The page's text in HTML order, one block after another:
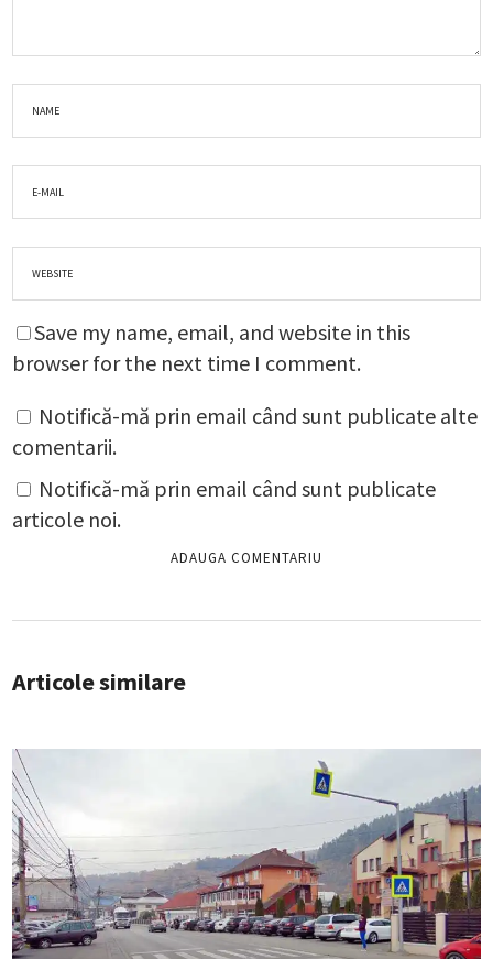
Save my name, email, and website in this
browser for the next time I comment.
Notifică-mă prin email când sunt publicate alte
comentarii.
Notifică-mă prin email când sunt publicate
articole noi.
Articole similare